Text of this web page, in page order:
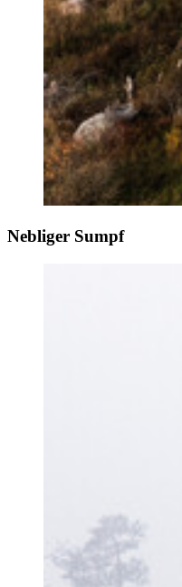
Nebliger Sumpf